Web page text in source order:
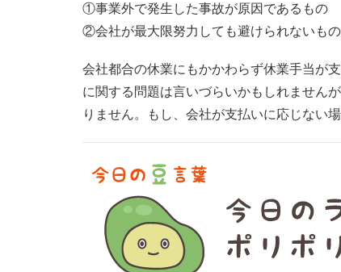
①事業外で発生した事故が原因であるもの
②会社が最大限努力しても避けられないもの
会社都合の休業にもかかわらず休業手当が
に関する問題は言いづらいかもしれません
りません。もし、会社が支払いに応じない